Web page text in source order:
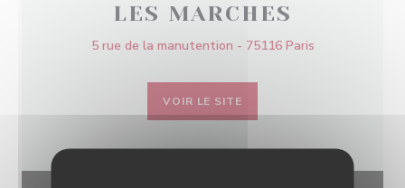
LES MARCHES
5 rue de la manutention - 75116 Paris
VOIR LE SITE